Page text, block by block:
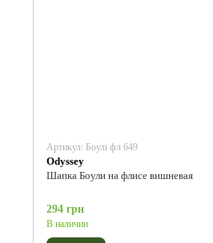
Артикул: Боулі фл 649
Odyssey
Шапка Боули на флисе вишневая
294 грн
В наличии